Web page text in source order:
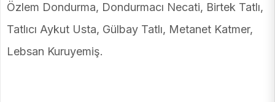
Özlem Dondurma, Dondurmacı Necati, Birtek Tatlı,
Tatlıcı Aykut Usta, Gülbay Tatlı, Metanet Katmer,
Lebsan Kuruyemiş.